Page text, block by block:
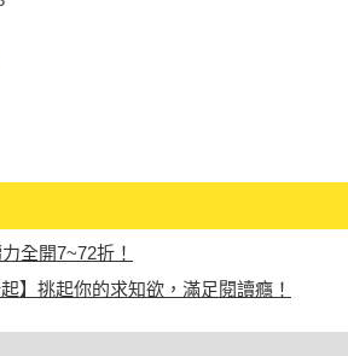
全開7~72折！
】挑起你的求知欲，滿足閱讀癮！